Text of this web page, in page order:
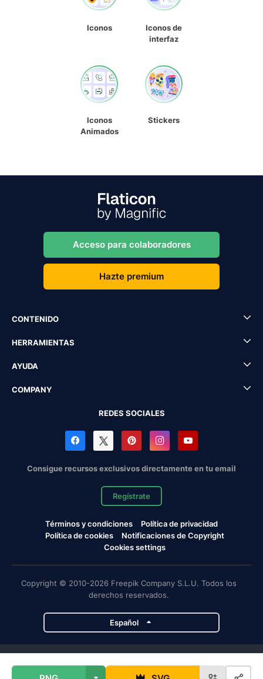
Iconos
Iconos de
interfaz
Iconos
Animados
Stickers
Acceso para colaboradores
Hazte premium
CONTENIDO
HERRAMIENTAS
AYUDA
COMPANY
REDES SOCIALES
Consigue recursos exclusivos directamente en tu email
Regístrate
Términos y condiciones
Política de privacidad
Política de cookies
Notificaciones de Copyright
Cookies settings
Copyright © 2010-2026 Freepik Company S.L.U. Todos los
derechos reservados.
Español